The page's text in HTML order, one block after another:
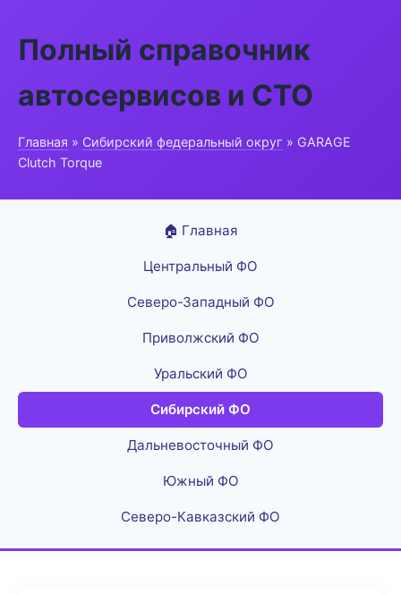
Полный справочник
автосервисов и СТО
Главная » Сибирский федеральный округ » GARAGE
Clutch Torque
🏠 Главная
Центральный ФО
Северо-Западный ФО
Приволжский ФО
Уральский ФО
Сибирский ФО
Дальневосточный ФО
Южный ФО
Северо-Кавказский ФО